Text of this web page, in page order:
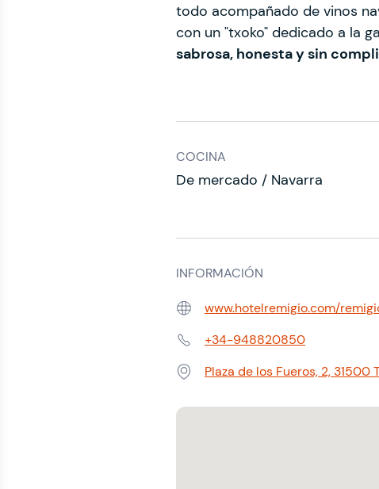
todo acompañado de vinos
con un "txoko" dedicado a la
sabrosa, honesta y sin
COCINA
De mercado / Navarra
INFORMACIÓN
Web: www.hotelremigio.com/
Teléfono:+34-948820850
Dirección:Plaza de los Fueros, 2, 31500